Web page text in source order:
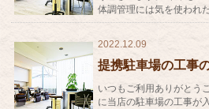
体調管理には気を使われ
2022.12.09
提携駐車場の工事
いつもご利用ありがとう
に当店の駐車場の工事が